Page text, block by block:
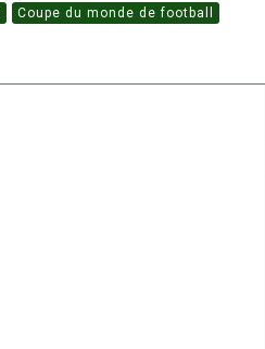
Coupe du monde de football